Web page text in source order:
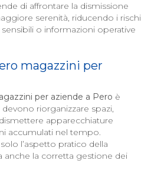
di affrontare la dismissione
serenità, riducendo i rischi
o informazioni operative
magazzini per
per aziende a Pero è
riorganizzare spazi,
apparecchiature
accumulati nel tempo.
l’aspetto pratico della
anche la corretta gestione dei